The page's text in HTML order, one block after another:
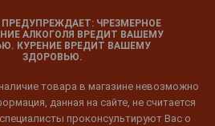
ЧРЕЗМЕРНОЕ
АЛКОГОЛЯ ВРЕДИТ ВАШЕМУ
КУРЕНИЕ ВРЕДИТ ВАШЕМУ
ЗДОРОВЬЮ.
товара в магазине невозможно
данная на сайте, не считается
проконсультируют Вас о